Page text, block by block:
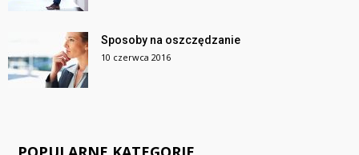
Sposoby na oszczędzanie
10 czerwca 2016